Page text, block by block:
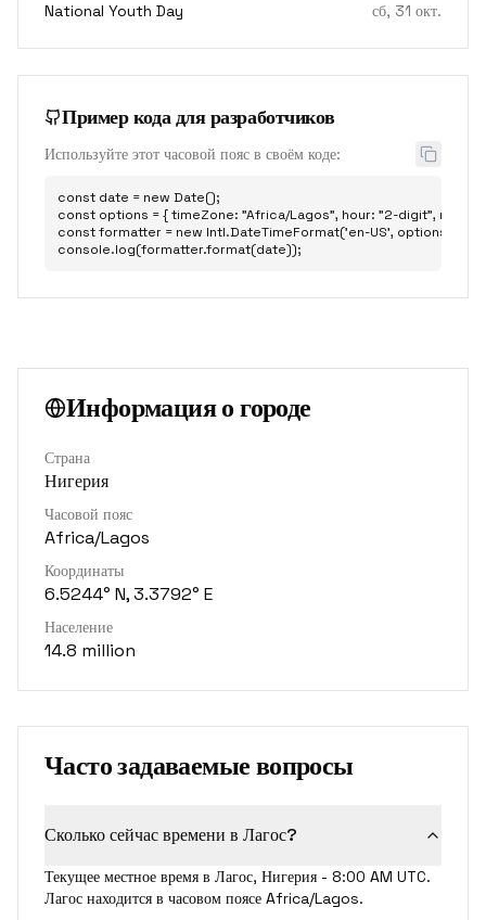
National Youth Day
сб, 31 окт.
Пример кода для разработчиков
Используйте этот часовой пояс в своём коде:
const date = new Date();
const options = { timeZone: "Africa/Lagos", hour: "2-digit",
const formatter = new Intl.DateTimeFormat('en-US', options);
console.log(formatter.format(date));
Информация о городе
Страна
Нигерия
Часовой пояс
Africa/Lagos
Координаты
6.5244° N, 3.3792° E
Население
14.8 million
Часто задаваемые вопросы
Сколько сейчас времени в Лагос?
Текущее местное время в Лагос, Нигерия - 8:00 AM UTC.
Лагос находится в часовом поясе Africa/Lagos.